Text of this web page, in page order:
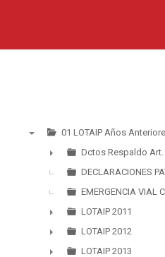
01 LOTAIP Años
►
Dctos Respaldo Art.
DECLARACIONES
EMERGENCIA VIAL
►
LOTAIP 2011
►
LOTAIP 2012
LOTAIP 2013